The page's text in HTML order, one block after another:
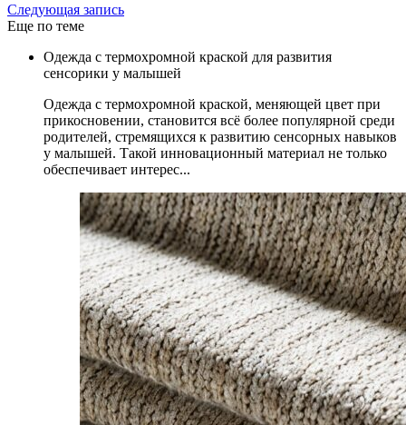
Следующая запись
Еще по теме
Одежда с термохромной краской для развития
сенсорики у малышей
Одежда с термохромной краской, меняющей цвет при
прикосновении, становится всё более популярной среди
родителей, стремящихся к развитию сенсорных навыков
у малышей. Такой инновационный материал не только
обеспечивает интерес...